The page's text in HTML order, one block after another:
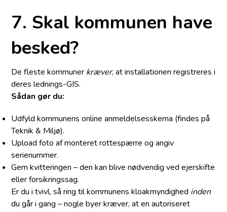
7. Skal kommunen have
besked?
De fleste kommuner kræver, at installationen registreres i
deres lednings-GIS.
Sådan gør du:
Udfyld kommunens online anmeldelses­skema (findes på
Teknik & Miljø).
Upload foto af monteret rottespærre og angiv
serienummer.
Gem kvitteringen – den kan blive nødvendig ved ejerskifte
eller forsikringssag.
Er du i tvivl, så ring til kommunens kloakmyndighed inden
du går i gang – nogle byer kræver, at en autoriseret